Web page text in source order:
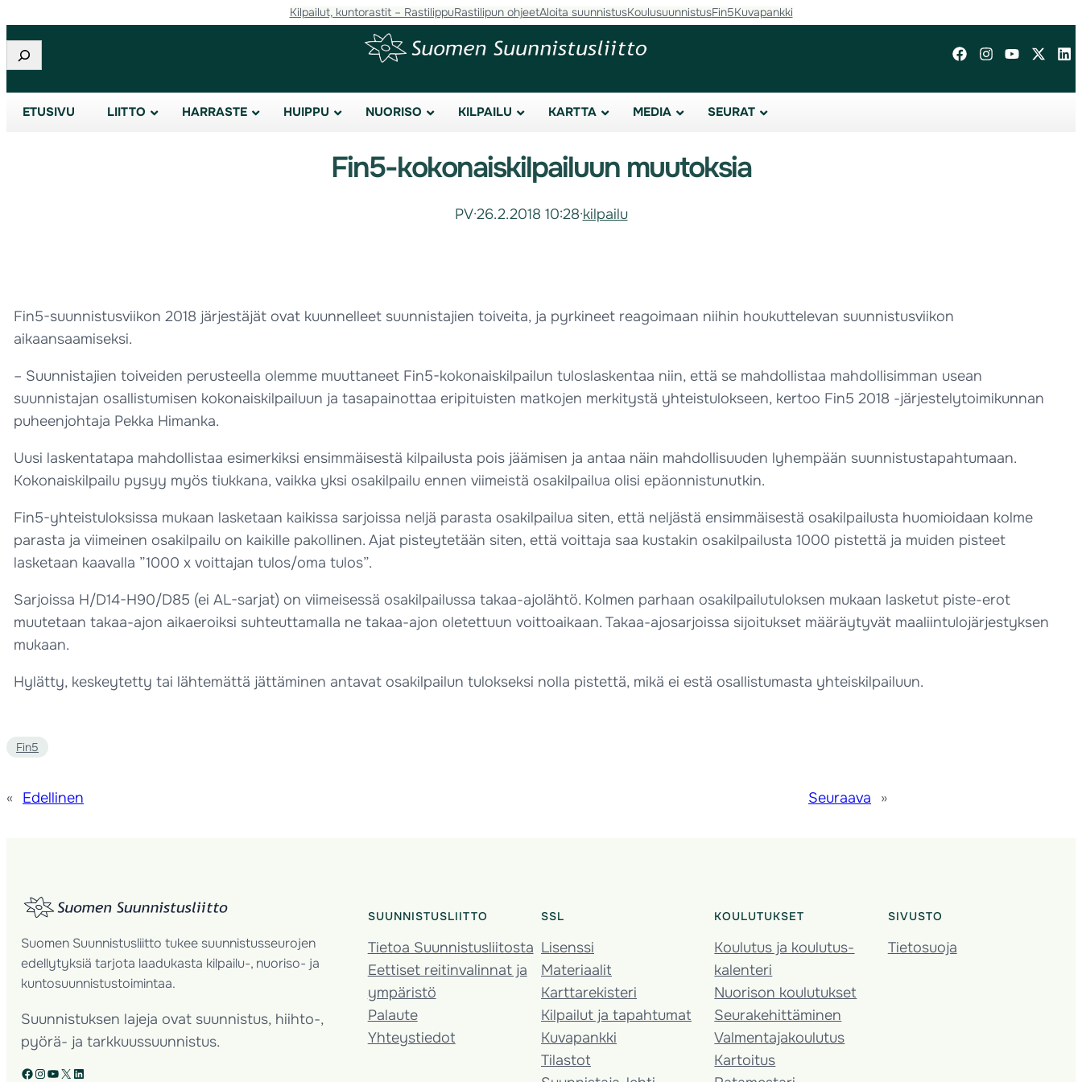
Kilpailut, kuntorastit – RastilippuRastilipun ohjeetAloita suunnistusKoulusuunnistusFin5Kuvapankki
Etsi
ETUSIVU LIITTO HARRASTE HUIPPU NUORISO KILPAILU KARTTA MEDIA SEURAT
Fin5-kokonaiskilpailuun muutoksia
PV·26.2.2018 10:28·kilpailu
Fin5-suunnistusviikon 2018 järjestäjät ovat kuunnelleet suunnistajien toiveita, ja pyrkineet reagoimaan niihin houkuttelevan suunnistusviikon
aikaansaamiseksi.
– Suunnistajien toiveiden perusteella olemme muuttaneet Fin5-kokonaiskilpailun tuloslaskentaa niin, että se mahdollistaa mahdollisimman usean
suunnistajan osallistumisen kokonaiskilpailuun ja tasapainottaa eripituisten matkojen merkitystä yhteistulokseen, kertoo Fin5 2018 -järjestelytoimikunnan
puheenjohtaja Pekka Himanka.
Uusi laskentatapa mahdollistaa esimerkiksi ensimmäisestä kilpailusta pois jäämisen ja antaa näin mahdollisuuden lyhempään suunnistustapahtumaan.
Kokonaiskilpailu pysyy myös tiukkana, vaikka yksi osakilpailu ennen viimeistä osakilpailua olisi epäonnistunutkin.
Fin5-yhteistuloksissa mukaan lasketaan kaikissa sarjoissa neljä parasta osakilpailua siten, että neljästä ensimmäisestä osakilpailusta huomioidaan kolme
parasta ja viimeinen osakilpailu on kaikille pakollinen. Ajat pisteytetään siten, että voittaja saa kustakin osakilpailusta 1000 pistettä ja muiden pisteet
lasketaan kaavalla ”1000 x voittajan tulos/oma tulos”.
Sarjoissa H/D14-H90/D85 (ei AL-sarjat) on viimeisessä osakilpailussa takaa-ajolähtö. Kolmen parhaan osakilpailutuloksen mukaan lasketut piste-erot
muutetaan takaa-ajon aikaeroiksi suhteuttamalla ne takaa-ajon oletettuun voittoaikaan. Takaa-ajosarjoissa sijoitukset määräytyvät maaliintulojärjestyksen
mukaan.
Hylätty, keskeytetty tai lähtemättä jättäminen antavat osakilpailun tulokseksi nolla pistettä, mikä ei estä osallistumasta yhteiskilpailuun.
Fin5
« Edellinen Seuraava »
Suomen Suunnistusliitto tukee suunnistusseurojen
edellytyksiä tarjota laadukasta kilpailu-, nuoriso- ja
kuntosuunnistustoimintaa.
Suunnistuksen lajeja ovat suunnistus, hiihto-,
pyörä- ja tarkkuussuunnistus.
Facebook Instagram YouTube X LinkedIn
SUUNNISTUSLIITTO
Tietoa Suunnistusliitosta
Eettiset reitinvalinnat ja
ympäristö
Palaute
Yhteystiedot
SSL
Lisenssi
Materiaalit
Karttarekisteri
Kilpailut ja tapahtumat
Kuvapankki
Tilastot
KOULUTUKSET
Koulutus ja koulutus­
kalenteri
Nuorison koulutukset
Seura­kehittäminen
Valmentaja­koulutus
Kartoitus
SIVUSTO
Tietosuoja